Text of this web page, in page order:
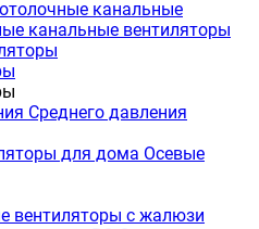
канальные
канальные вентиляторы
Среднего давления
для дома Осевые
вентиляторы с жалюзи